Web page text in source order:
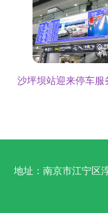
地址：南京市江宁区